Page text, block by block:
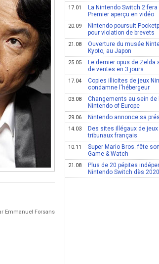
Emmanuel Forsans
17.01
La Nintendo Switch 2
Premier aperçu en vidéo
20.09
Nintendo poursuit
pour violation de brevets
21.08
Ouverture du musée
Kyoto, au Japon
25.05
Le dernier opus de
de ventes en 3 jours
17.04
Copies illicites de jeux
condamne l'hébergeur
03.08
Changements au sein
Nintendo of Europe
29.06 Nintendo annonce sa
14.03
Des sites illégaux de
tribunaux français
10.11
Super Mario Bros. fête
Game & Watch
21.08
Plus de 20 pépites
Nintendo Switch dès 2020